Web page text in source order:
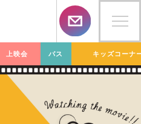
上映会 バス キッズコーナ